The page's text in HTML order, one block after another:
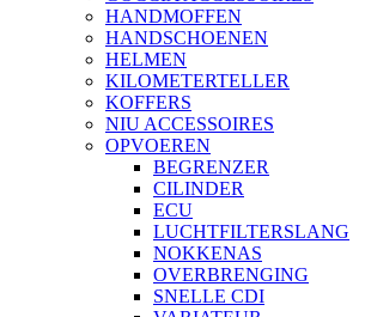
HANDMOFFEN
HANDSCHOENEN
HELMEN
KILOMETERTELLER
KOFFERS
NIU ACCESSOIRES
OPVOEREN
BEGRENZER
CILINDER
ECU
LUCHTFILTERSLANG
NOKKENAS
OVERBRENGING
SNELLE CDI